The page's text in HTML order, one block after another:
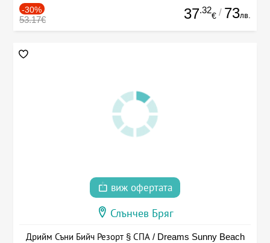
-30%
53.17€ 37.32
€ / 73лв.
виж офертата
Слънчев Бряг
Дрийм Съни Бийч Резорт § СПА / Dreams Sunny Beach